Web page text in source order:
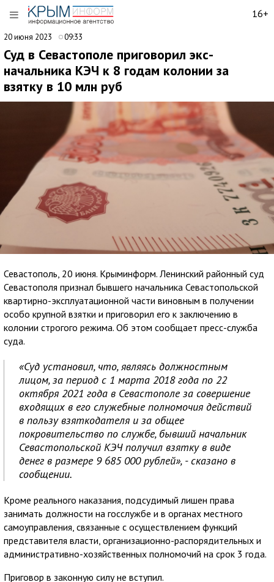
16+
20 июня 2023 09:33
Суд в Севастополе приговорил экс-
начальника КЭЧ к 8 годам колонии за
взятку в 10 млн руб
Севастополь, 20 июня. Крыминформ. Ленинский районный суд
Севастополя признал бывшего начальника Севастопольской
квартирно-эксплуатационной части виновным в получении
особо крупной взятки и приговорил его к заключению в
колонии строгого режима. Об этом сообщает пресс-служба
суда.
«Суд установил, что, являясь должностным
лицом, за период с 1 марта 2018 года по 22
октября 2021 года в Севастополе за совершение
входящих в его служебные полномочия действий
в пользу взяткодателя и за общее
покровительство по службе, бывший начальник
Севастопольской КЭЧ получил взятку в виде
денег в размере 9 685 000 рублей», - сказано в
сообщении.
Кроме реального наказания, подсудимый лишен права
занимать должности на госслужбе и в органах местного
самоуправления, связанные с осуществлением функций
представителя власти, организационно-распорядительных и
административно-хозяйственных полномочий на срок 3 года.
Приговор в законную силу не вступил.